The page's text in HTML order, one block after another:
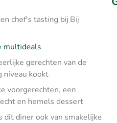
chef's tasting bij Bij
multideals
gerechten van de
niveau kookt
voorgerechten, een
en hemels dessert
dit diner ook van smakelijke